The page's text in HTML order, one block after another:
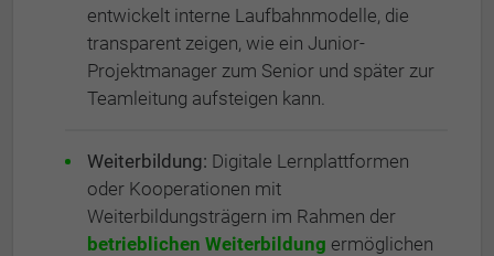
entwickelt interne Laufbahnmodelle, die
transparent zeigen, wie ein Junior-
Projektmanager zum Senior und später zur
Teamleitung aufsteigen kann.
Weiterbildung: Digitale Lernplattformen
oder Kooperationen mit
Weiterbildungsträgern im Rahmen der
betrieblichen Weiterbildung ermöglichen